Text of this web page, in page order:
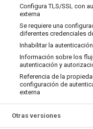
Configura TLS/SSL con
externa
Se requiere una
diferentes credenciales
Inhabilitar la
Información sobre los
autenticación y
Referencia de la
configuración de
externa
Otras versiones